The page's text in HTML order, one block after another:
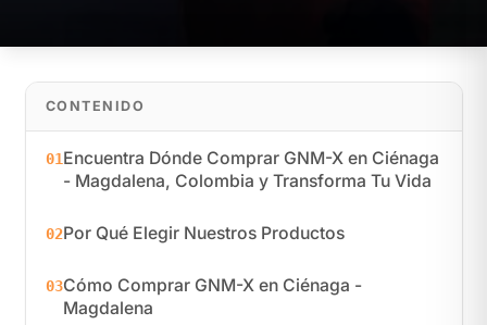
CONTENIDO
01Encuentra Dónde Comprar GNM-X en Ciénaga
- Magdalena, Colombia y Transforma Tu Vida
02Por Qué Elegir Nuestros Productos
03Cómo Comprar GNM-X en Ciénaga -
Magdalena